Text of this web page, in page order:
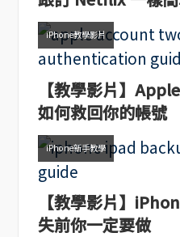
iPhone教學影片
【教學影片】
如何救回你的帳號
iPhone新手教學
【教學影片】
失前你一定要做